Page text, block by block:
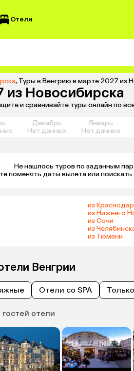
Отели
, Туры в Венгрию в марте 2027 из
из Новосибирска
и сравнивайте туры онлайн по
Декабрь
Нет данных
Январь
Нет данных
Не нашлось туров по заданным
поменять даты вылета или поискать
из
из Нижнего
из Сочи
из
из Тюмени
Венгрии
Отели со SPA
отели